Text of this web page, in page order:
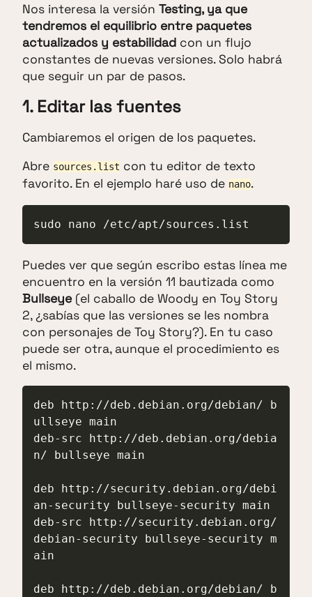
Nos interesa la versión Testing, ya que
tendremos el equilibrio entre paquetes
actualizados y estabilidad con un flujo
constantes de nuevas versiones. Solo habrá
que seguir un par de pasos.
1. Editar las fuentes
Cambiaremos el origen de los paquetes.
Abre sources.list con tu editor de texto
favorito. En el ejemplo haré uso de nano.
sudo nano /etc/apt/sources.list
Puedes ver que según escribo estas línea me
encuentro en la versión 11 bautizada como
Bullseye(el caballo de Woody en Toy Story
2, ¿sabías que las versiones se les nombra
con personajes de Toy Story?). En tu caso
puede ser otra, aunque el procedimiento es
el mismo.
deb http://deb.debian.org/debian/ b
ullseye main
deb-src http://deb.debian.org/debia
n/ bullseye main
deb http://security.debian.org/debi
an-security bullseye-security main
deb-src http://security.debian.org/
debian-security bullseye-security m
ain
deb http://deb.debian.org/debian/ b